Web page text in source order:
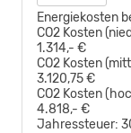
Energiekosten
CO2 Kosten
1.314,- €
CO2 Kosten
3.120,75 €
CO2 Kosten
4.818,- €
Jahressteuer: